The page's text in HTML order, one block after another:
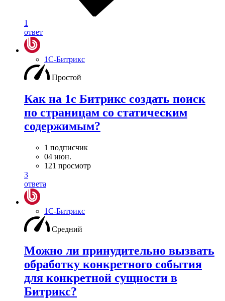
1
ответ
1С-Битрикс
Простой
Как на 1с Битрикс создать поиск
по страницам со статическим
содержимым?
1 подписчик
04 июн.
121 просмотр
3
ответа
1С-Битрикс
Средний
Можно ли принудительно вызвать
обработку конкретного события
для конкретной сущности в
Битрикс?